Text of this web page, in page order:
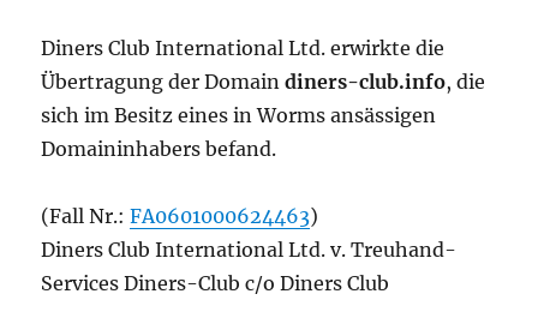
Diners Club International Ltd. erwirkte die
Übertragung der Domaindiners-club.info, die
sich im Besitz eines in Worms ansässigen
Domaininhabers befand.
(Fall Nr.:FA0601000624463)
Diners Club International Ltd. v. Treuhand-
Services Diners-Club c/o Diners Club